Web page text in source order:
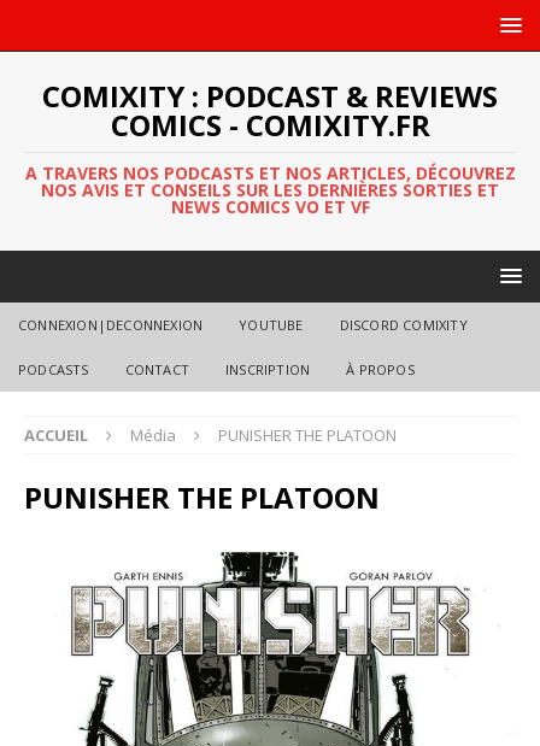
COMIXITY : PODCAST & REVIEWS
COMICS - COMIXITY.FR
A TRAVERS NOS PODCASTS ET NOS ARTICLES, DÉCOUVREZ
NOS AVIS ET CONSEILS SUR LES DERNIÈRES SORTIES ET
NEWS COMICS VO ET VF
CONNEXION|DECONNEXION YOUTUBE DISCORD COMIXITY
PODCASTS CONTACT INSCRIPTION À PROPOS
ACCUEIL Média PUNISHER THE PLATOON
PUNISHER THE PLATOON